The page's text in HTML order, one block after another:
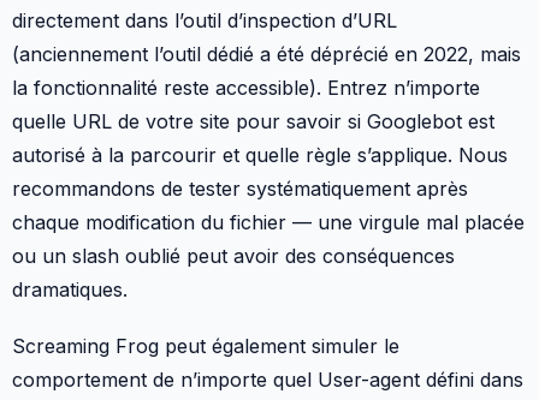
directement dans l’outil d’inspection d’URL
(anciennement l’outil dédié a été déprécié en 2022, mais
la fonctionnalité reste accessible). Entrez n’importe
quelle URL de votre site pour savoir si Googlebot est
autorisé à la parcourir et quelle règle s’applique. Nous
recommandons de tester systématiquement après
chaque modification du fichier — une virgule mal placée
ou un slash oublié peut avoir des conséquences
dramatiques.
Screaming Frog peut également simuler le
comportement de n’importe quel User-agent défini dans